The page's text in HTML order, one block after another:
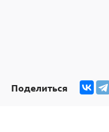
Поделиться